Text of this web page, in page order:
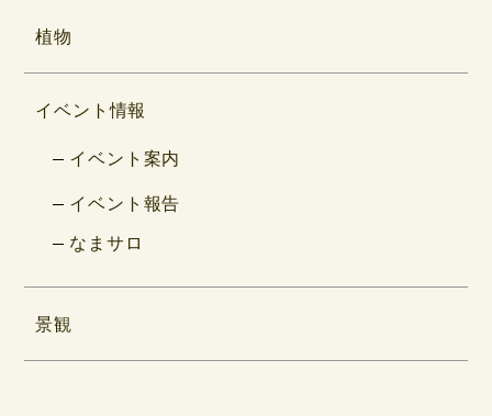
植物
イベント情報
イベント案内
イベント報告
なまサロ
景観